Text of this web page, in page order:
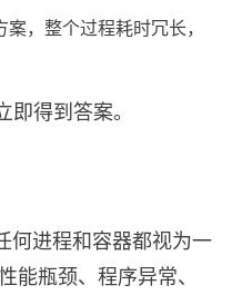
，整个过程耗时冗长，
得到答案。
何进程和容器都视为一
瓶颈、程序异常、